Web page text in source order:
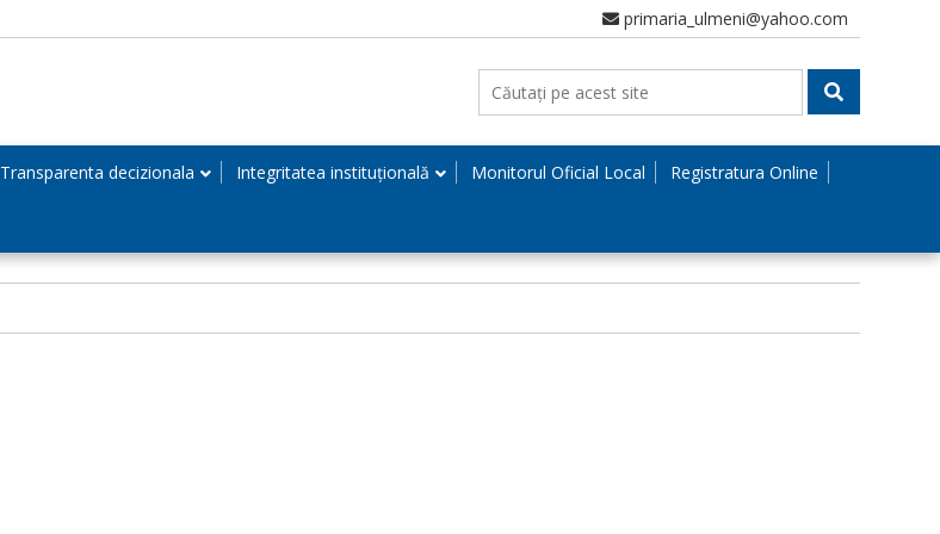
primaria_ulmeni@yahoo.com
Transparenta decizionala Integritatea instituțională Monitorul Oficial Local Registratura Online